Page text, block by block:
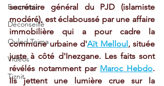
Economie
Déconseillé
Ouled Teima
Vidéos
Tiznit
secrétaire général du PJD (islamiste
modéré), est éclaboussé par une affaire
immobilière qui a pour cadre la
commune urbaine d'Aït Melloul, située
juste à côté d'Inezgane. Les faits sont
révélés notamment par Maroc Hebdo.
Ils jettent une lumière crue sur la